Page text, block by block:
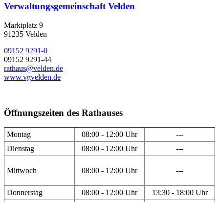
Verwaltungsgemeinschaft Velden
Marktplatz 9
91235 Velden
09152 9291-0
09152 9291-44
rathaus@velden.de
www.vgvelden.de
Öffnungszeiten des Rathauses
Montag 08:00 - 12:00 Uhr
---
Dienstag
08:00 - 12:00 Uhr ---
Mittwoch 08:00 - 12:00 Uhr ---
Donnerstag 08:00 - 12:00 Uhr
13:30 - 18:00 Uhr